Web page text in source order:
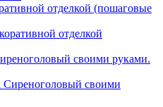
отделкой (пошаговые
своими руками.